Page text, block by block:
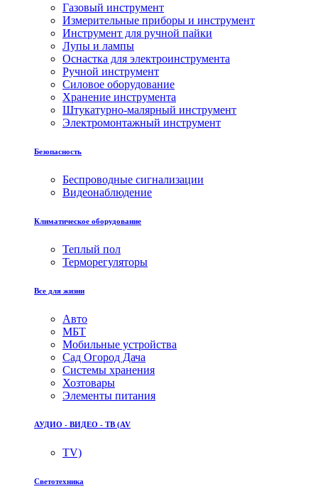
Газовый инструмент
Измерительные приборы и инструмент
Инструмент для ручной пайки
Лупы и лампы
Оснастка для электроинструмента
Ручной инструмент
Силовое оборудование
Хранение инструмента
Штукатурно-малярный инструмент
Электромонтажный инструмент
Безопасность
Беспроводные сигнализации
Видеонаблюдение
Климатическое оборудование
Теплый пол
Терморегуляторы
Все для жизни
Авто
МБТ
Мобильные устройства
Сад Огород Дача
Системы хранения
Хозтовары
Элементы питания
АУДИО - ВИДЕО - ТВ (AV
TV)
Светотехника